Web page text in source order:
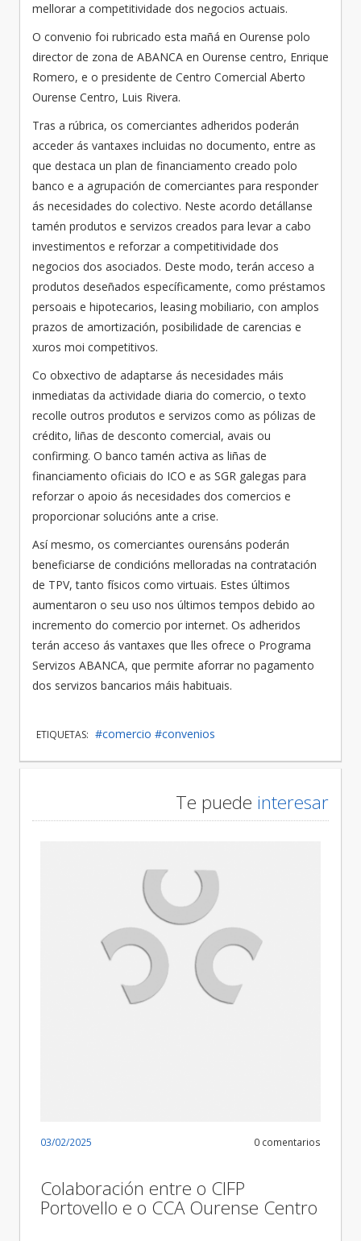
mellorar a competitividade dos negocios actuais.
O convenio foi rubricado esta mañá en Ourense polo
director de zona de ABANCA en Ourense centro, Enrique
Romero, e o presidente de Centro Comercial Aberto
Ourense Centro, Luis Rivera.
Tras a rúbrica, os comerciantes adheridos poderán
acceder ás vantaxes incluidas no documento, entre as
que destaca un plan de financiamento creado polo
banco e a agrupación de comerciantes para responder
ás necesidades do colectivo. Neste acordo detállanse
tamén produtos e servizos creados para levar a cabo
investimentos e reforzar a competitividade dos
negocios dos asociados. Deste modo, terán acceso a
produtos deseñados específicamente, como préstamos
persoais e hipotecarios, leasing mobiliario, con amplos
prazos de amortización, posibilidade de carencias e
xuros moi competitivos.
Co obxectivo de adaptarse ás necesidades máis
inmediatas da actividade diaria do comercio, o texto
recolle outros produtos e servizos como as pólizas de
crédito, liñas de desconto comercial, avais ou
confirming. O banco tamén activa as liñas de
financiamento oficiais do ICO e as SGR galegas para
reforzar o apoio ás necesidades dos comercios e
proporcionar solucións ante a crise.
Así mesmo, os comerciantes ourensáns poderán
beneficiarse de condicións melloradas na contratación
de TPV, tanto físicos como virtuais. Estes últimos
aumentaron o seu uso nos últimos tempos debido ao
incremento do comercio por internet. Os adheridos
terán acceso ás vantaxes que lles ofrece o Programa
Servizos ABANCA, que permite aforrar no pagamento
dos servizos bancarios máis habituais.
ETIQUETAS: #comercio #convenios
Te puede interesar
03/02/2025 0 comentarios
Colaboración entre o CIFP
Portovello e o CCA Ourense Centro